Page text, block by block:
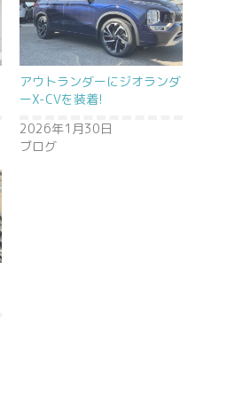
アウトランダーにジオランダ
ーX-CVを装着!
2026年1月30日
ブログ